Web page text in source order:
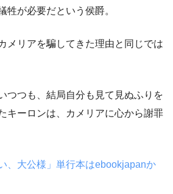
牲が必要だという侯爵。
メリアを騙してきた理由と同じでは
つつも、結局自分も見て見ぬふりを
キーロンは、カメリアに心から謝罪
、大公様」単行本はebookjapanか